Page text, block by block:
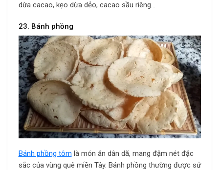
dừa cacao, kẹo dừa dẻo, cacao sầu riêng…
23. Bánh phồng
Bánh phồng tôm là món ăn dân dã, mang đậm nét đặc
sắc của vùng quê miền Tây. Bánh phồng thường được sử